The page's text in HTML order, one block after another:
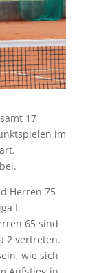
17
im
Herren 75
I
65 sind
2 vertreten.
wie sich